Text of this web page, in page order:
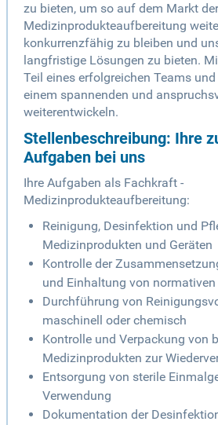
zu bieten, um so auf dem Markt der
Medizinprodukteaufbereitung
konkurrenzfähig zu bleiben und
langfristige Lösungen zu bieten.
Teil eines erfolgreichen Teams
einem spannenden und
weiterentwickeln.
Stellenbeschreibung: Ihre
Aufgaben bei uns
Ihre Aufgaben als Fachkraft -
Medizinprodukteaufbereitung:
Reinigung, Desinfektion und
Medizinprodukten und Geräten
Kontrolle der
und Einhaltung von normativen
Durchführung von
maschinell oder chemisch
Kontrolle und Verpackung von
Medizinprodukten zur
Entsorgung von sterile
Verwendung
Dokumentation der